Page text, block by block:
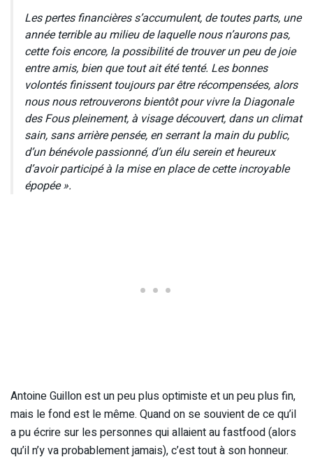
Les pertes financières s’accumulent, de toutes parts, une
année terrible au milieu de laquelle nous n’aurons pas,
cette fois encore, la possibilité de trouver un peu de joie
entre amis, bien que tout ait été tenté. Les bonnes
volontés finissent toujours par être récompensées, alors
nous nous retrouverons bientôt pour vivre la Diagonale
des Fous pleinement, à visage découvert, dans un climat
sain, sans arrière pensée, en serrant la main du public,
d’un bénévole passionné, d’un élu serein et heureux
d’avoir participé à la mise en place de cette incroyable
épopée ».
Antoine Guillon est un peu plus optimiste et un peu plus fin,
mais le fond est le même. Quand on se souvient de ce qu’il
a pu écrire sur les personnes qui allaient au fastfood (alors
qu’il n’y va probablement jamais), c’est tout à son honneur.